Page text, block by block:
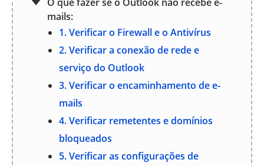
mails:
1. Verificar o Firewall e o Antivírus
2. Verificar a conexão de rede e
serviço do Outlook
3. Verificar o encaminhamento de e-
mails
4. Verificar remetentes e domínios
bloqueados
5. Verificar as configurações de